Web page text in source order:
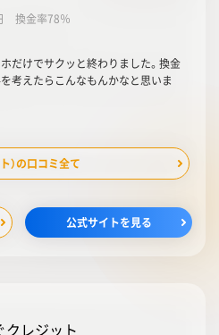
換金率78％
だけでサクッと終わりました。換金
考えたらこんなもんかなと思いま
）の口コミ全て
公式サイトを見る
クレジット